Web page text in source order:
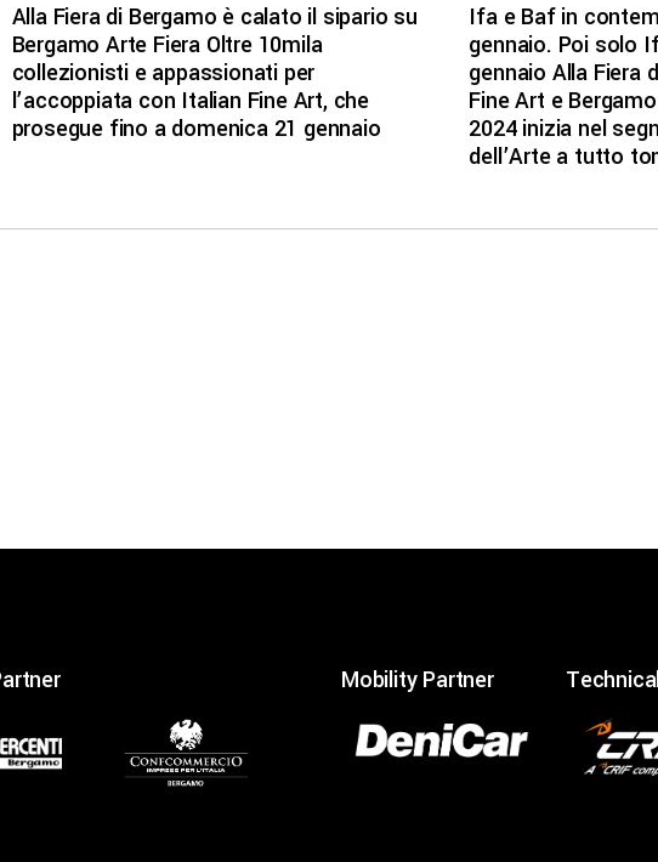
Alla Fiera di Bergamo è calato il sipario su
Bergamo Arte Fiera Oltre 10mila
collezionisti e appassionati per
l’accoppiata con Italian Fine Art, che
prosegue fino a domenica 21 gennaio
Ifa e Baf in
gennaio. Poi solo
gennaio Alla Fiera
Fine Art e
2024 inizia nel
dell’Arte a tutto
Mobility Partner